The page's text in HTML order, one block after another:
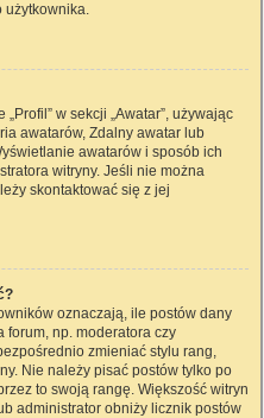
użytkownika.
w sekcji „Awatar”, używając
awatarów, Zdalny awatar lub
awatarów i sposób ich
witryny. Jeśli nie można
skontaktować się z jej
oznaczają, ile postów dany
forum, np. moderatora czy
zmieniać stylu rang,
Nie należy pisać postów tylko po
to swoją rangę. Większość witryn
administrator obniży licznik postów